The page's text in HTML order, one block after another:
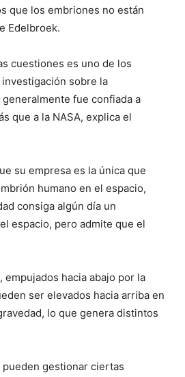
que los embriones no están
Edelbroek.
cuestiones es uno de los
sobre la
fue confiada a
que a la NASA, explica el
su empresa es la única que
humano en el espacio,
consiga algún día un
espacio, pero admite que el
hacia abajo por la
ser elevados hacia arriba en
lo que genera distintos
gestionar ciertas